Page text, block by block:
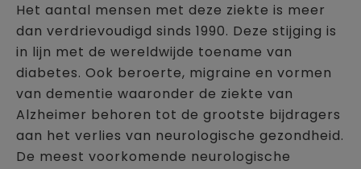
Het aantal mensen met deze ziekte is meer
dan verdrievoudigd sinds 1990. Deze stijging is
in lijn met de wereldwijde toename van
diabetes. Ook beroerte, migraine en vormen
van dementie waaronder de ziekte van
Alzheimer behoren tot de grootste bijdragers
aan het verlies van neurologische gezondheid.
De meest voorkomende neurologische